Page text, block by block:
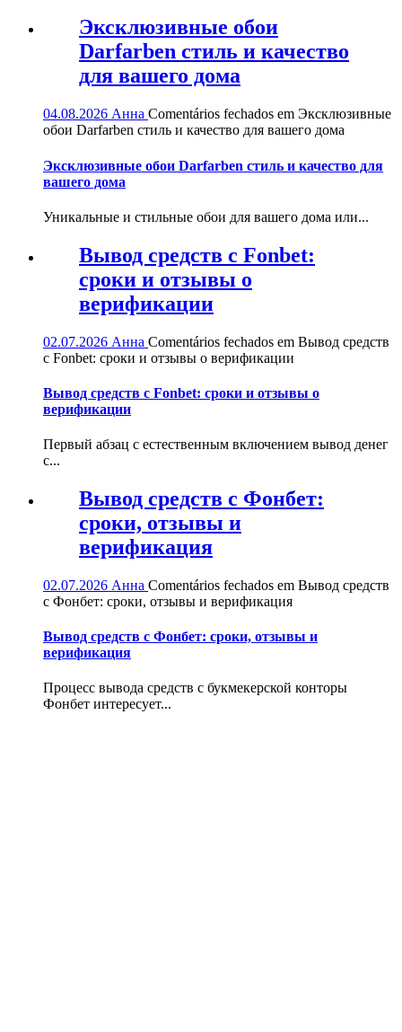
Эксклюзивные обои
Darfarben стиль и качество
для вашего дома
04.08.2026 Анна Comentários fechados em Эксклюзивные
обои Darfarben стиль и качество для вашего дома
Эксклюзивные обои Darfarben стиль и качество для
вашего дома
Уникальные и стильные обои для вашего дома или...
Вывод средств с Fonbet:
сроки и отзывы о
верификации
02.07.2026 Анна Comentários fechados em Вывод средств
с Fonbet: сроки и отзывы о верификации
Вывод средств с Fonbet: сроки и отзывы о
верификации
Первый абзац с естественным включением вывод денег
с...
Вывод средств с Фонбет:
сроки, отзывы и
верификация
02.07.2026 Анна Comentários fechados em Вывод средств
с Фонбет: сроки, отзывы и верификация
Вывод средств с Фонбет: сроки, отзывы и
верификация
Процесс вывода средств с букмекерской конторы
Фонбет интересует...